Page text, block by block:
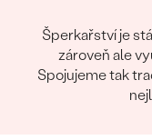
Šperkařství je
zároveň ale
Spojujeme tak